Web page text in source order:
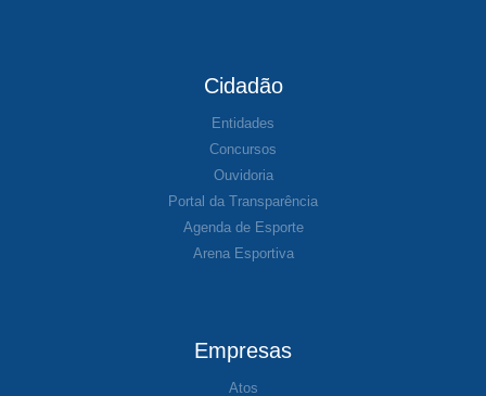
Cidadão
Entidades
Concursos
Ouvidoria
Portal da Transparência
Agenda de Esporte
Arena Esportiva
Empresas
Atos